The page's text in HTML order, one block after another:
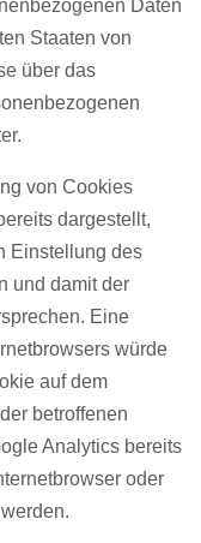
Daten
Staaten von
über das
von Cookies
dargestellt,
Einstellung des
und damit der
Eine
würde
auf dem
betroffenen
Analytics bereits
oder